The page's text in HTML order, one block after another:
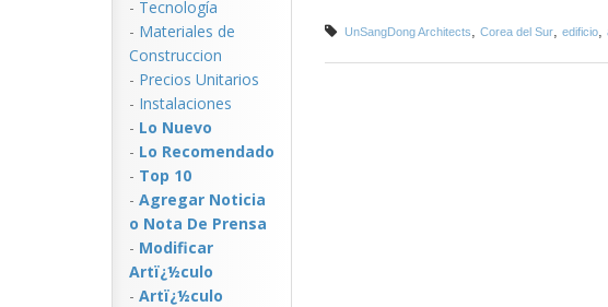
- Tecnología
- Materiales de
Construccion
- Precios Unitarios
- Instalaciones
- Lo Nuevo
- Lo Recomendado
- Top 10
- Agregar Noticia
o Nota De Prensa
- Modificar
Artï¿½culo
- Artï¿½culo
UnSangDong Architects, Corea del Sur, edificio,